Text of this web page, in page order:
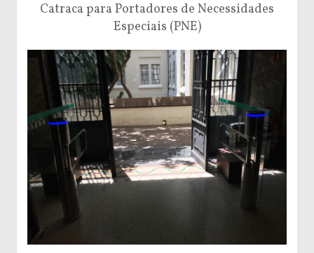
Catraca para Portadores de Necessidades
Especiais (PNE)